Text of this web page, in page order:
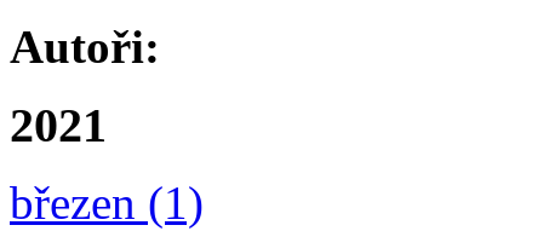
Autoři:
2021
březen (1)